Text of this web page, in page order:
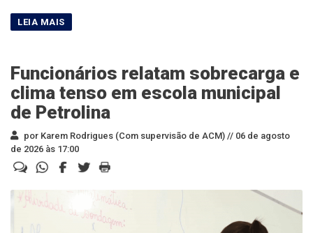
Funcionários relatam sobrecarga e
clima tenso em escola municipal
de Petrolina
por Karem Rodrigues (Com supervisão de ACM) // 06 de agosto
de 2026 às 17:00